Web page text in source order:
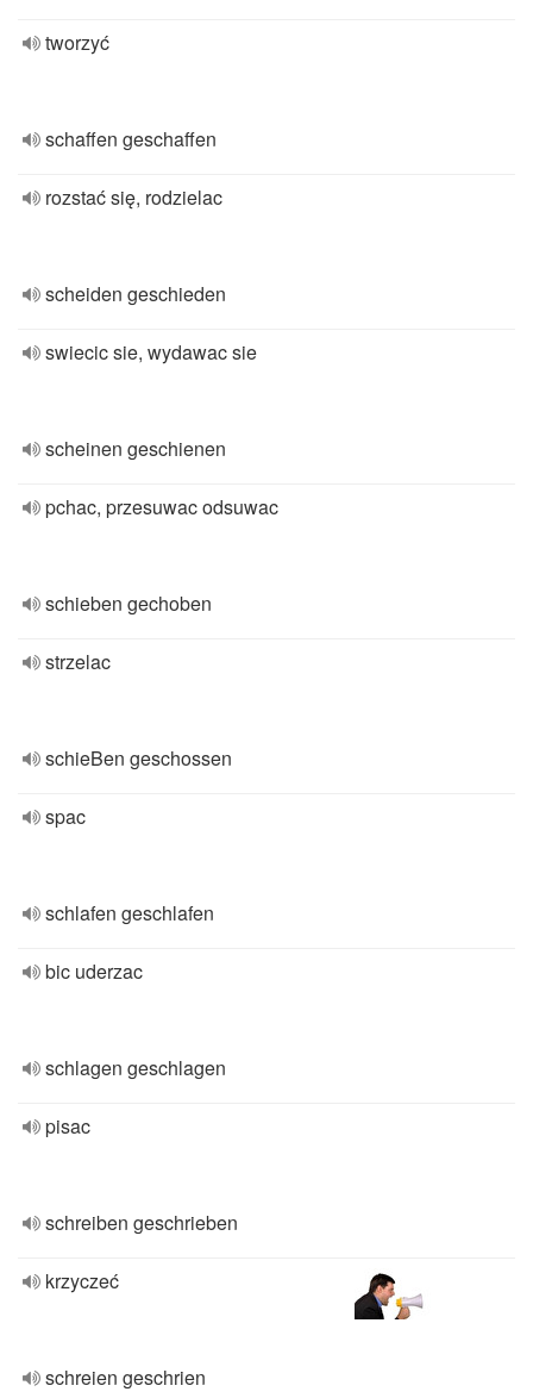
tworzyć
schaffen geschaffen
rozstać się, rodzielac
scheiden geschieden
swiecic sie, wydawac sie
scheinen geschienen
pchac, przesuwac odsuwac
schieben gechoben
strzelac
schieBen geschossen
spac
schlafen geschlafen
bic uderzac
schlagen geschlagen
pisac
schreiben geschrieben
krzyczeć
schreien geschrien